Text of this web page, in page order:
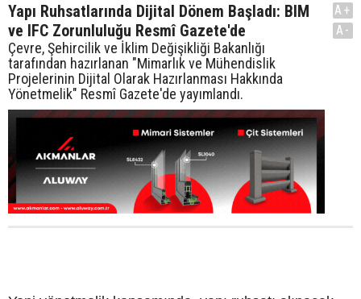
Yapı Ruhsatlarında Dijital Dönem Başladı: BIM
ve IFC Zorunluluğu Resmî Gazete'de
Çevre, Şehircilik ve İklim Değişikliği Bakanlığı
tarafından hazırlanan "Mimarlık ve Mühendislik
Projelerinin Dijital Olarak Hazırlanması Hakkında
Yönetmelik" Resmî Gazete'de yayımlandı.
A+
A-